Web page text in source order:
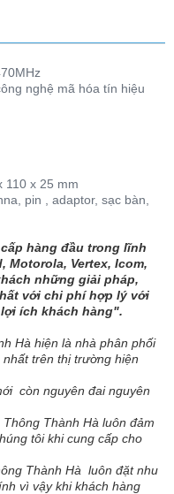
nghệ mã hóa tín hiệu
110 x 25 mm
pin , adaptor, sạc bàn,
cấp hàng đầu trong lĩnh
Motorola, Vertex, Icom,
những giải pháp,
với chi phí hợp lý với
ích khách hàng".
Hà hiện là nhà phân phối
trên thị trường hiện
còn nguyên đai nguyên
Thông Thành Hà luôn đảm
tôi khi cung cấp cho
Thành Hà luôn đặt nhu
vì vậy khi khách hàng